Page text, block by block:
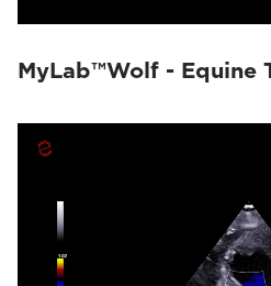
MyLab™Wolf - Equine